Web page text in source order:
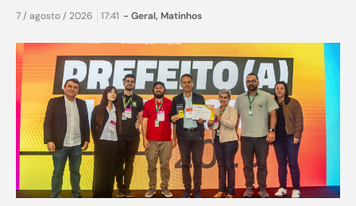
7 / agosto / 2026 17:41 - Geral, Matinhos